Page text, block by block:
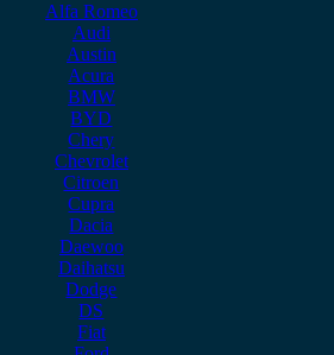
Alfa Romeo
Audi
Austin
Acura
BMW
BYD
Chery
Chevrolet
Citroen
Cupra
Dacia
Daewoo
Daihatsu
Dodge
DS
Fiat